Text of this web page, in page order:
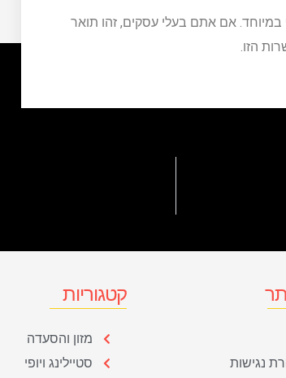
אם אתם בעלי עסקים, זהו תואר
הזו.
נגישות
קטגוריות
מזון והסעדה
סטיילינג ויופי